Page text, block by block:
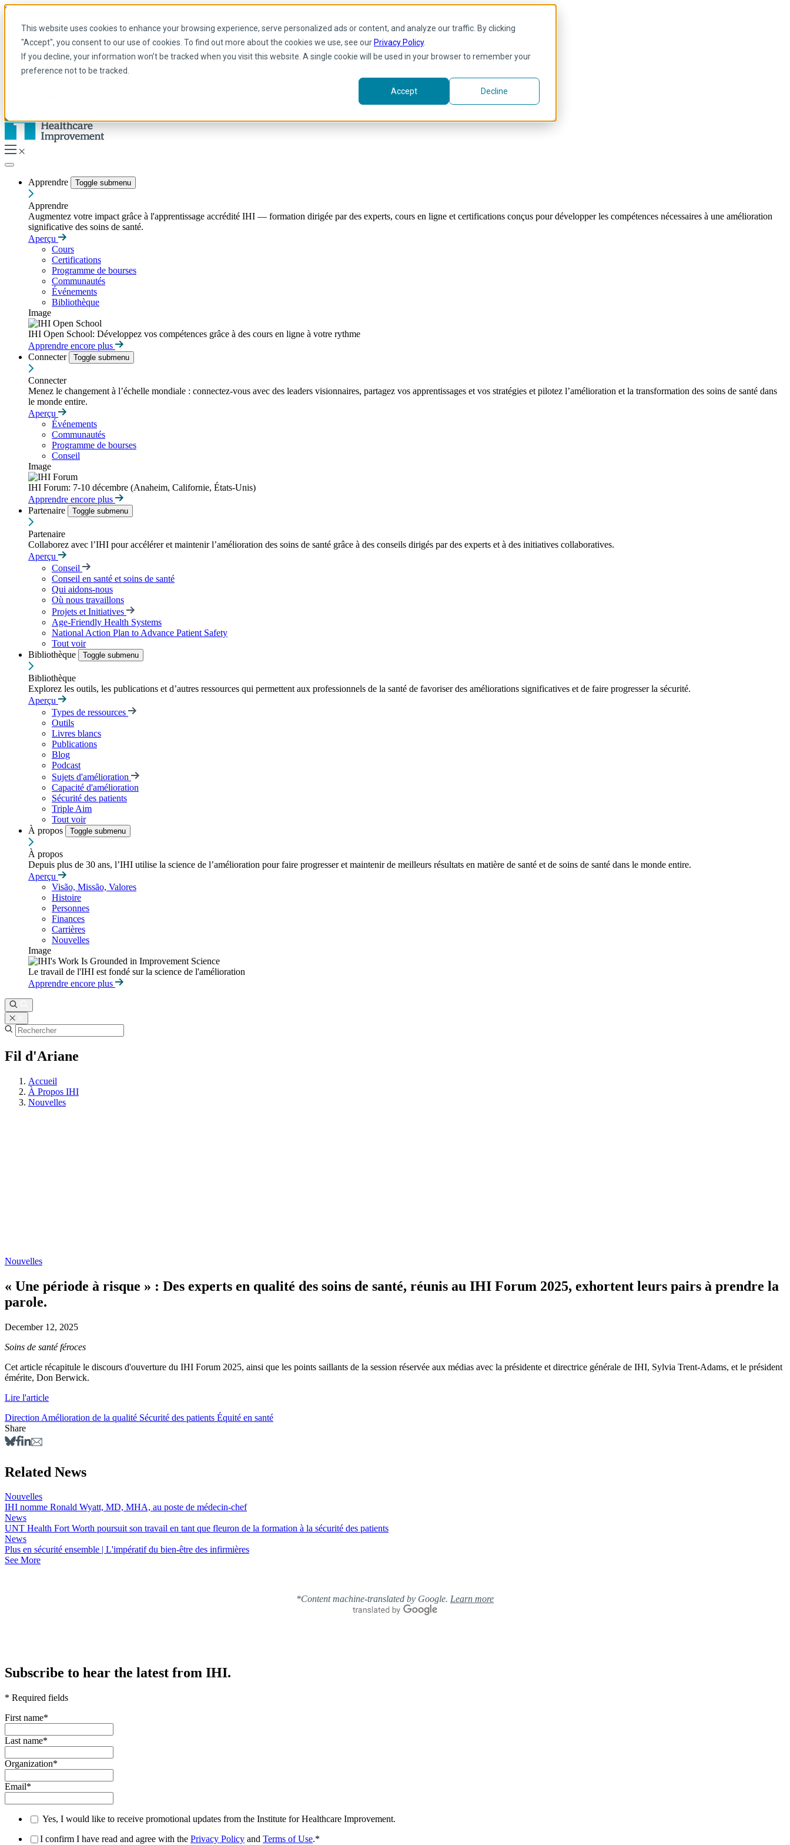
This website uses cookies to enhance your browsing experience, serve personalized ads or content, and analyze our traffic. By clicking
"Accept", you consent to our use of cookies. To find out more about the cookies we use, see our Privacy Policy.
If you decline, your information won’t be tracked when you visit this website. A single cookie will be used in your browser to remember your
preference not to be tracked.
Accept Decline
Skip to main content
French
Arabic
Anglais
Français
Apprendre Toggle submenu
Apprendre
Augmentez votre impact grâce à l'apprentissage accrédité IHI — formation dirigée par des experts, cours en ligne et certifications conçus pour développer les compétences nécessaires à une amélioration
significative des soins de santé.
Aperçu
Cours
Certifications
Programme de bourses
Communautés
Événements
Bibliothèque
Image
IHI Open School: Développez vos compétences grâce à des cours en ligne à votre rythme
Apprendre encore plus
Connecter
Toggle submenu
Connecter
Menez le changement à l’échelle mondiale : connectez-vous avec des leaders visionnaires, partagez vos apprentissages et vos stratégies et pilotez l’amélioration et la transformation des soins de santé dans
le monde entire.
Aperçu
Événements
Communautés
Programme de bourses
Conseil
Image
IHI Forum: 7-10 décembre (Anaheim, Californie, États-Unis)
Apprendre encore plus
Partenaire
Toggle submenu
Partenaire
Collaborez avec l’IHI pour accélérer et maintenir l’amélioration des soins de santé grâce à des conseils dirigés par des experts et à des initiatives collaboratives.
Aperçu
Conseil
Conseil en santé et soins de santé
Qui aidons-nous
Où nous travaillons
Projets et Initiatives
Age-Friendly Health Systems
National Action Plan to Advance Patient Safety
Tout voir
Bibliothèque
Toggle submenu
Bibliothèque
Explorez les outils, les publications et d’autres ressources qui permettent aux professionnels de la santé de favoriser des améliorations significatives et de faire progresser la sécurité.
Aperçu
Types de ressources
Outils
Livres blancs
Publications
Blog
Podcast
Sujets d'amélioration
Capacité d'amélioration
Sécurité des patients
Triple Aim
Tout voir
À propos
Toggle submenu
À propos
Depuis plus de 30 ans, l’IHI utilise la science de l’amélioration pour faire progresser et maintenir de meilleurs résultats en matière de santé et de soins de santé dans le monde entire.
Aperçu
Visão, Missão, Valores
Histoire
Personnes
Finances
Carrières
Nouvelles
Image
Le travail de l'IHI est fondé sur la science de l'amélioration
Apprendre encore plus
Fil d'Ariane
Accueil
À Propos IHI
Nouvelles
Nouvelles
« Une période à risque » : Des experts en qualité des soins de santé, réunis au IHI Forum 2025, exhortent leurs pairs à prendre la
parole.
December 12, 2025
Soins de santé féroces
Cet article récapitule le discours d'ouverture du IHI Forum 2025, ainsi que les points saillants de la session réservée aux médias avec la présidente et directrice générale de IHI, Sylvia Trent-Adams, et le président
émérite, Don Berwick.
Lire l'article
Direction Amélioration de la qualité Sécurité des patients Équité en santé
Share
Related News
Nouvelles
IHI nomme Ronald Wyatt, MD, MHA, au poste de médecin-chef
News
UNT Health Fort Worth poursuit son travail en tant que fleuron de la formation à la sécurité des patients
News
Plus en sécurité ensemble | L'impératif du bien-être des infirmières
See More
*Content machine-translated by Google. Learn more
Subscribe to hear the latest from IHI.
* Required fields
First name*
Last name*
Organization*
Email*
Yes, I would like to receive promotional updates from the Institute for Healthcare Improvement.
I confirm I have read and agree with the Privacy Policy and Terms of Use.*